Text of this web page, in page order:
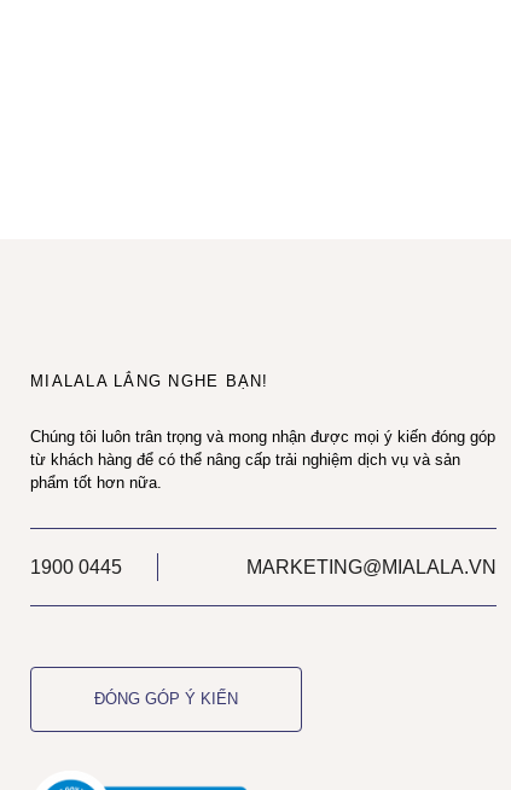
MIALALA LẮNG NGHE BẠN!
Chúng tôi luôn trân trọng và mong nhận được mọi ý kiến đóng góp
từ khách hàng để có thể nâng cấp trải nghiệm dịch vụ và sản
phẩm tốt hơn nữa.
1900 0445 MARKETING@MIALALA.VN
ĐÓNG GÓP Ý KIẾN